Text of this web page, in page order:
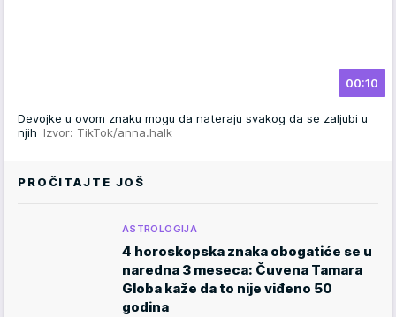
00:10
Devojke u ovom znaku mogu da nateraju svakog da se zaljubi u
njih Izvor: TikTok/anna.halk
PROČITAJTE JOŠ
ASTROLOGIJA
4 horoskopska znaka obogatiće se u
naredna 3 meseca: Čuvena Tamara
Globa kaže da to nije viđeno 50
godina